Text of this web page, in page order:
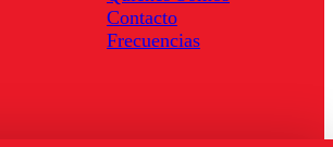
Contacto
Frecuencias